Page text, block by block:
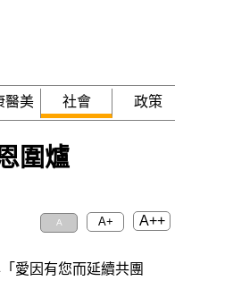
醫美 社會 政策
圍爐
A A+ A++
愛因有您而延續共團